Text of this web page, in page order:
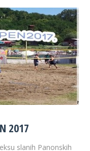
2017
slanih Panonskih